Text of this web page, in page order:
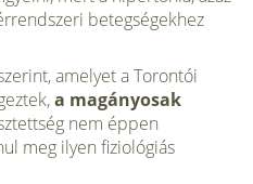
betegségekhez
amelyet a Torontói
a magányosak
nem éppen
meg ilyen fiziológiás